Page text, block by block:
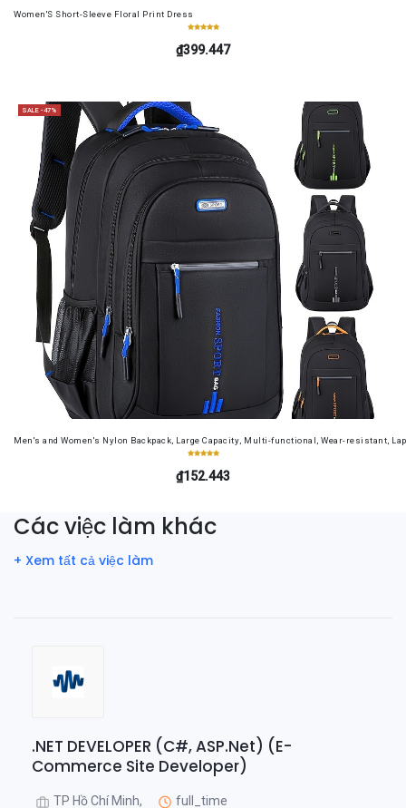
Women'S Short-Sleeve Floral Print Dress
₫399.447
SALE -47%
Men's and Women's Nylon Backpack, Large Capacity, Multi-functional, Wear-resistant,
₫152.443
Các việc làm khác
+ Xem tất cả việc làm
.NET DEVELOPER (C#, ASP.Net) (E-
Commerce Site Developer)
TP Hồ Chí Minh, full_time